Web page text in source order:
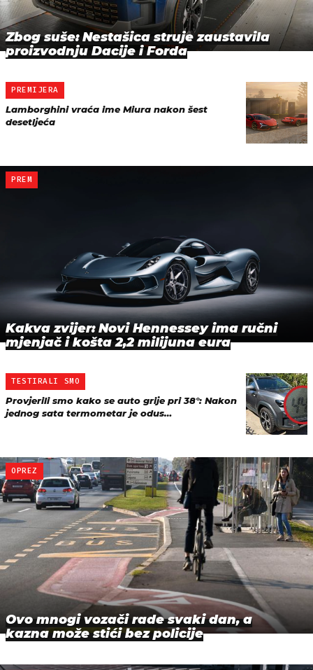
Zbog suše: Nestašica struje zaustavila
proizvodnju Dacije i Forda
PREMIJERA
Lamborghini vraća ime Miura nakon šest
desetljeća
PREM
Kakva zvijer: Novi Hennessey ima ručni
mjenjač i košta 2,2 milijuna eura
TESTIRALI SMO
Provjerili smo kako se auto grije pri 38°: Nakon
jednog sata termometar je odus…
OPREZ
Ovo mnogi vozači rade svaki dan, a
kazna može stići bez policije